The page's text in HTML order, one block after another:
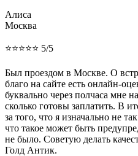
Алиса
Москва
⭐⭐⭐⭐⭐ 5/5
Был проездом в Москве. О
благо на сайте есть онлайн-
буквально через полчаса мне
сколько готовы заплатить. В
за того, что я изначально не
что такое может быть
не было. Советую делать
Голд Антик.